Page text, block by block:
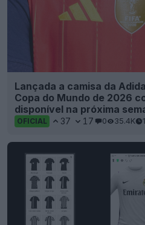
Lançada a camisa da
Copa do Mundo de 2026
disponível na próxima
OFICIAL 37 17 0 35.4K